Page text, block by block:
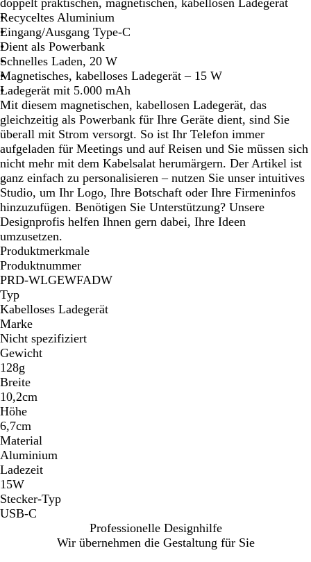
w
a
r
z
a
n
u
t
S
i
l
b
e
r
n
r
o
t
k
e
l
g
r
ü
n
doppelt praktischen, magnetischen, kabellosen Ladegerät
Recyceltes Aluminium
Eingang/Ausgang Type-C
Dient als Powerbank
Schnelles Laden, 20 W
Magnetisches, kabelloses Ladegerät – 15 W
Ladegerät mit 5.000 mAh
Mit diesem magnetischen, kabellosen Ladegerät, das
gleichzeitig als Powerbank für Ihre Geräte dient, sind Sie
überall mit Strom versorgt. So ist Ihr Telefon immer
aufgeladen für Meetings und auf Reisen und Sie müssen sich
nicht mehr mit dem Kabelsalat herumärgern. Der Artikel ist
ganz einfach zu personalisieren – nutzen Sie unser intuitives
Studio, um Ihr Logo, Ihre Botschaft oder Ihre Firmeninfos
hinzuzufügen. Benötigen Sie Unterstützung? Unsere
Designprofis helfen Ihnen gern dabei, Ihre Ideen
umzusetzen.
Produktmerkmale
Produktnummer
PRD-WLGEWFADW
Typ
Kabelloses Ladegerät
Marke
Nicht spezifiziert
Gewicht
128g
Breite
10,2cm
Höhe
6,7cm
Material
Aluminium
Ladezeit
15W
Stecker-Typ
USB-C
Professionelle Designhilfe
Wir übernehmen die Gestaltung für Sie